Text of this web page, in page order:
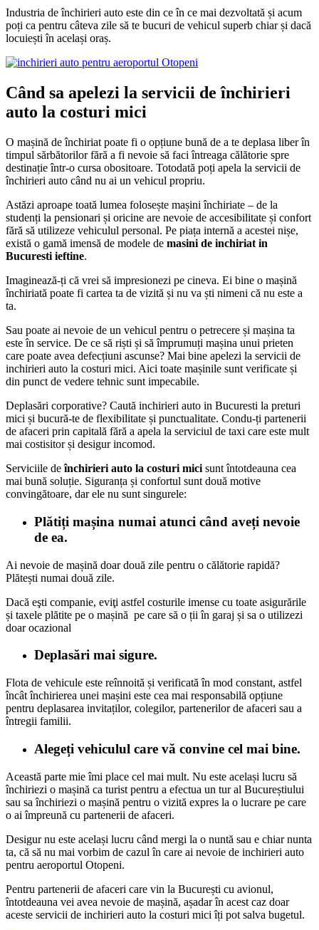
Industria de închirieri auto este din ce în ce mai dezvoltată și acum
poți ca pentru câteva zile să te bucuri de vehicul superb chiar și dacă
locuiești în același oraș.
Când sa apelezi la servicii de închirieri
auto la costuri mici
O mașină de închiriat poate fi o opțiune bună de a te deplasa liber în
timpul sărbătorilor fără a fi nevoie să faci întreaga călătorie spre
destinație într-o cursa obositoare. Totodată poți apela la servicii de
închirieri auto când nu ai un vehicul propriu.
Astăzi aproape toată lumea folosește mașini închiriate – de la
studenți la pensionari și oricine are nevoie de accesibilitate și confort
fără să utilizeze vehiculul personal. Pe piața internă a acestei nișe,
există o gamă imensă de modele de masini de inchiriat in
Bucuresti ieftine.
Imaginează-ți că vrei să impresionezi pe cineva. Ei bine o mașină
închiriată poate fi cartea ta de vizită și nu va ști nimeni că nu este a
ta.
Sau poate ai nevoie de un vehicul pentru o petrecere și mașina ta
este în service. De ce să riști și să împrumuți mașina unui prieten
care poate avea defecțiuni ascunse? Mai bine apelezi la servicii de
inchirieri auto la costuri mici. Aici toate mașinile sunt verificate și
din punct de vedere tehnic sunt impecabile.
Deplasări corporative? Caută inchirieri auto in Bucuresti la preturi
mici și bucură-te de flexibilitate și punctualitate. Condu-ți partenerii
de afaceri prin capitală fără a apela la serviciul de taxi care este mult
mai costisitor și desigur incomod.
Serviciile deînchirieri auto la costuri mici sunt întotdeauna cea
mai bună soluție. Siguranța și confortul sunt două motive
convingătoare, dar ele nu sunt singurele:
Plătiți mașina numai atunci când aveți nevoie
de ea.
Ai nevoie de mașină doar două zile pentru o călătorie rapidă?
Plătești numai două zile.
Dacă eşti companie, eviţi astfel costurile imense cu toate asigurările
și taxele plătite pe o mașină pe care să o ții în garaj și sa o utilizezi
doar ocazional
Deplasări mai sigure.
Flota de vehicule este reînnoită și verificată în mod constant, astfel
încât închirierea unei mașini este cea mai responsabilă opțiune
pentru deplasarea invitaților, colegilor, partenerilor de afaceri sau a
întregii familii.
Alegeți vehiculul care vă convine cel mai bine.
Această parte mie îmi place cel mai mult. Nu este același lucru să
închiriezi o mașină ca turist pentru a efectua un tur al Bucureștiului
sau sa închiriezi o mașină pentru o vizită expres la o lucrare pe care
o ai împreună cu partenerii de afaceri.
Desigur nu este același lucru când mergi la o nuntă sau e chiar nunta
ta, că să nu mai vorbim de cazul în care ai nevoie de inchirieri auto
pentru aeroportul Otopeni.
Pentru partenerii de afaceri care vin la București cu avionul,
întotdeauna vei avea nevoie de mașină, așadar în acest caz doar
aceste servicii de inchirieri auto la costuri mici îți pot salva bugetul.